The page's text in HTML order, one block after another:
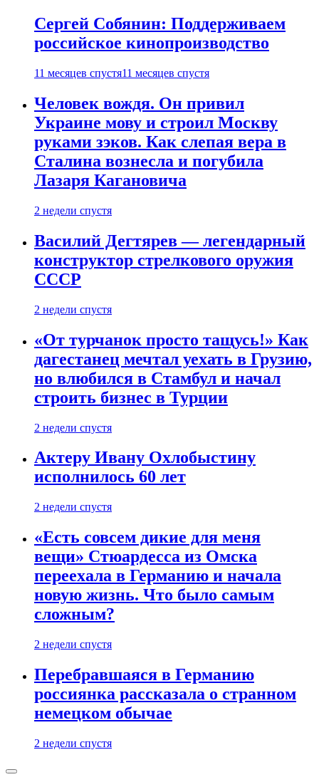
Сергей Собянин: Поддерживаем
российское кинопроизводство
11 месяцев спустя11 месяцев спустя
Человек вождя. Он привил
Украине мову и строил Москву
руками зэков. Как слепая вера в
Сталина вознесла и погубила
Лазаря Кагановича
2 недели спустя
Василий Дегтярев — легендарный
конструктор стрелкового оружия
СССР
2 недели спустя
«От турчанок просто тащусь!» Как
дагестанец мечтал уехать в Грузию,
но влюбился в Стамбул и начал
строить бизнес в Турции
2 недели спустя
Актеру Ивану Охлобыстину
исполнилось 60 лет
2 недели спустя
«Есть совсем дикие для меня
вещи» Стюардесса из Омска
переехала в Германию и начала
новую жизнь. Что было самым
сложным?
2 недели спустя
Перебравшаяся в Германию
россиянка рассказала о странном
немецком обычае
2 недели спустя